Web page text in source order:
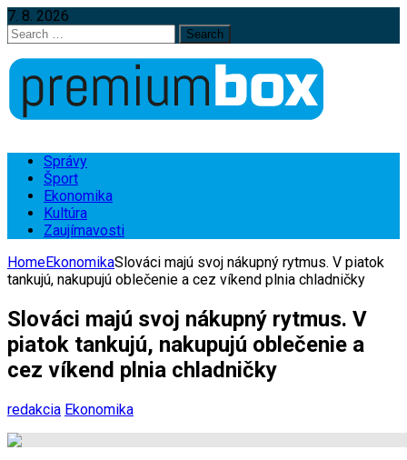
7. 8. 2026
Search
for:
Správy
Šport
Ekonomika
Kultúra
Zaujímavosti
HomeEkonomikaSlováci majú svoj nákupný rytmus. V piatok
tankujú, nakupujú oblečenie a cez víkend plnia chladničky
Slováci majú svoj nákupný rytmus. V
piatok tankujú, nakupujú oblečenie a
cez víkend plnia chladničky
redakcia Ekonomika